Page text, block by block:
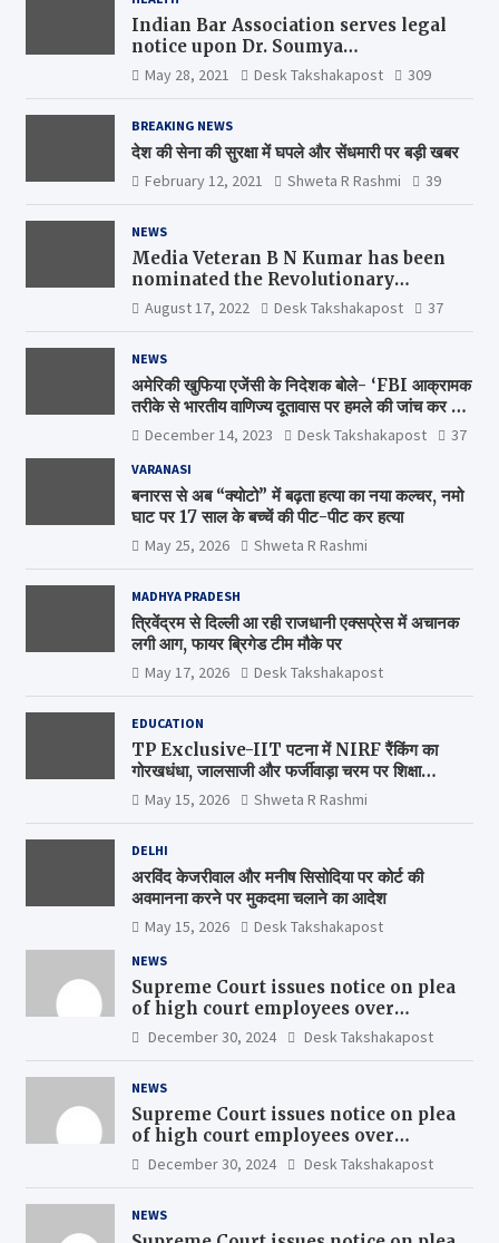
Indian Bar Association serves legal
notice upon Dr. Soumya
Swaminathan, the Chief Scientist,
WHO
May 28, 2021 Desk Takshakapost 309
BREAKING NEWS
देश की सेना की सुरक्षा में घपले और सेंधमारी पर बड़ी खबर
February 12, 2021 Shweta R Rashmi 39
NEWS
Media Veteran B N Kumar has been
nominated the Revolutionary
Comrade Shiv Varma Media Award
2022-23
August 17, 2022 Desk Takshakapost 37
NEWS
अमेरिकी खुफिया एजेंसी के निदेशक बोले- ‘FBI आक्रामक
तरीके से भारतीय वाणिज्य दूतावास पर हमले की जांच कर रही
है’ December 14, 2023 Desk Takshakapost 37
VARANASI
बनारस से अब “क्योटो” में बढ़ता हत्या का नया कल्चर, नमो
घाट पर 17 साल के बच्चें की पीट-पीट कर हत्या
May 25, 2026 Shweta R Rashmi
MADHYA PRADESH
त्रिवेंद्रम से दिल्ली आ रही राजधानी एक्सप्रेस में अचानक
लगी आग, फायर ब्रिगेड टीम मौके पर
May 17, 2026 Desk Takshakapost
EDUCATION
TP Exclusive-IIT पटना में NIRF रैंकिंग का
गोरखधंधा, जालसाजी और फर्जीवाड़ा चरम पर शिक्षा
मंत्रालय कब जागेगा ?
May 15, 2026 Shweta R Rashmi
DELHI
अरविंद केजरीवाल और मनीष सिसोदिया पर कोर्ट की
अवमानना करने पर मुकदमा चलाने का आदेश
May 15, 2026 Desk Takshakapost
NEWS
Supreme Court issues notice on plea
of high court employees over
uniform pay scales
December 30, 2024 Desk Takshakapost
NEWS
Supreme Court issues notice on plea
of high court employees over
uniform pay scales
December 30, 2024 Desk Takshakapost
NEWS